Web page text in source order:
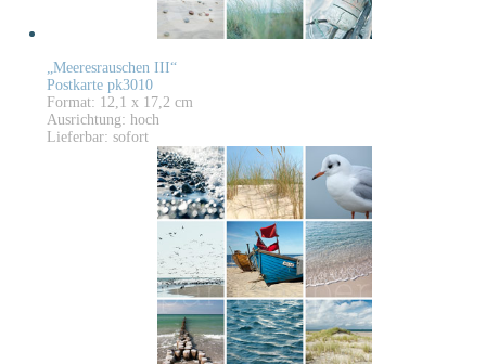
„Meeresrauschen III“
Postkarte pk3010
Format: 12,1 x 17,2 cm
Ausrichtung: hoch
Lieferbar: sofort